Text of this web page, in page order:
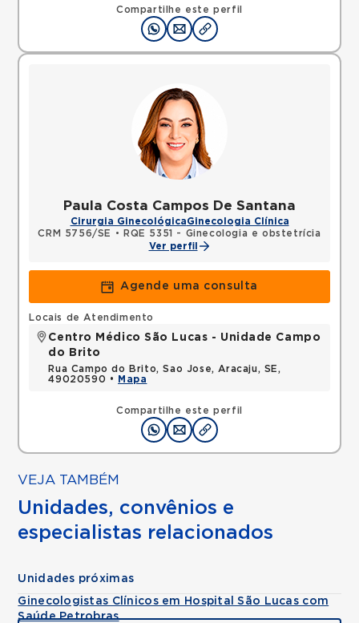
Compartilhe este perfil
Paula Costa Campos De Santana
Cirurgia GinecológicaGinecologia Clínica
CRM 5756/SE
•
RQE 5351 - Ginecologia e obstetrícia
Ver perfil
Agende uma consulta
Compartilhe este perfil
Locais de Atendimento
Centro Médico São Lucas - Unidade Campo
do Brito
Rua Campo do Brito, Sao Jose, Aracaju, SE,
49020590 •
Mapa
VEJA TAMBÉM
Unidades, convênios e
especialistas relacionados
Unidades próximas
Ginecologistas Clínicos em Hospital São Lucas com
Saúde Petrobras